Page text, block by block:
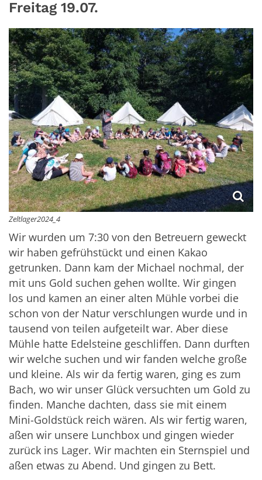
Freitag 19.07.
Zeltlager2024_4
Wir wurden um 7:30 von den Betreuern geweckt
wir haben gefrühstückt und einen Kakao
getrunken. Dann kam der Michael nochmal, der
mit uns Gold suchen gehen wollte. Wir gingen
los und kamen an einer alten Mühle vorbei die
schon von der Natur verschlungen wurde und in
tausend von teilen aufgeteilt war. Aber diese
Mühle hatte Edelsteine geschliffen. Dann durften
wir welche suchen und wir fanden welche große
und kleine. Als wir da fertig waren, ging es zum
Bach, wo wir unser Glück versuchten um Gold zu
finden. Manche dachten, dass sie mit einem
Mini-Goldstück reich wären. Als wir fertig waren,
aßen wir unsere Lunchbox und gingen wieder
zurück ins Lager. Wir machten ein Sternspiel und
aßen etwas zu Abend. Und gingen zu Bett.